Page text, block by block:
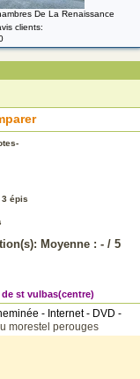
De La Renaissance
clients:
épis
Moyenne : - / 5
st vulbas(centre)
- Internet - DVD -
morestel perouges